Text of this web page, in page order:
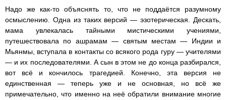
Надо же как-то объяснять то, что не поддаётся разумному
осмыслению. Одна из таких версий — эзотерическая. Дескать,
мама увлекалась тайными мистическими учениями,
путешествовала по ашрамам — святым местам — Индии и
Мьянмы, вступала в контакты со всякого рода гуру — учителями
— и их последователями. А сын в этом не до конца разбирался,
вот всё и кончилось трагедией. Конечно, эта версия не
единственная — теперь уже и не основная, но всё же
примечательно, что именно на неё обратили внимание многие